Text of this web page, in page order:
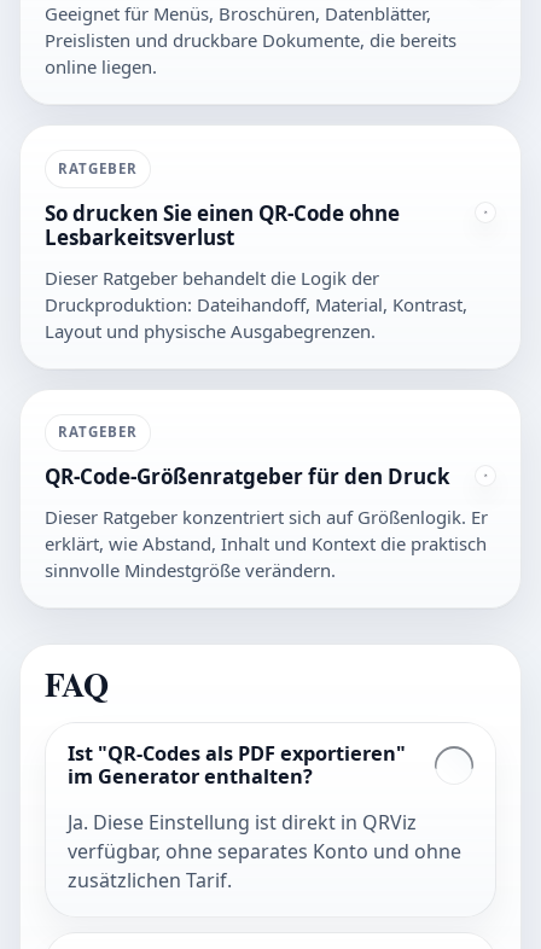
Geeignet für Menüs, Broschüren, Datenblätter,
Preislisten und druckbare Dokumente, die bereits
online liegen.
RATGEBER
So drucken Sie einen QR-Code ohne
Lesbarkeitsverlust
Dieser Ratgeber behandelt die Logik der
Druckproduktion: Dateihandoff, Material, Kontrast,
Layout und physische Ausgabegrenzen.
RATGEBER
QR-Code-Größenratgeber für den Druck
Dieser Ratgeber konzentriert sich auf Größenlogik. Er
erklärt, wie Abstand, Inhalt und Kontext die praktisch
sinnvolle Mindestgröße verändern.
FAQ
Ist "QR-Codes als PDF exportieren"
im Generator enthalten?
Ja. Diese Einstellung ist direkt in QRViz
verfügbar, ohne separates Konto und ohne
zusätzlichen Tarif.